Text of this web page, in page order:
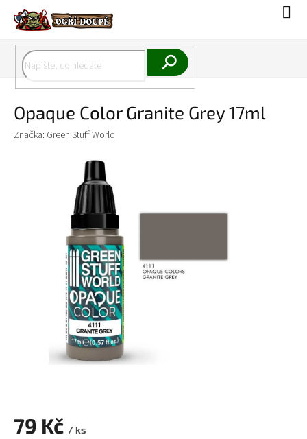
obsah
Opaque Color Granite Grey 17ml
Značka: Green Stuff World
79 Kč / ks